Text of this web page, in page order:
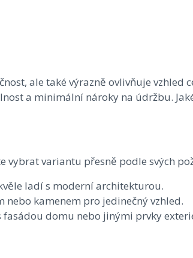
ale také výrazně ovlivňuje vzhled
a minimální nároky na údržbu.
vybrat variantu přesně podle svých
ladí s moderní architekturou.
nebo kamenem pro jedinečný vzhled.
domu nebo jinými prvky